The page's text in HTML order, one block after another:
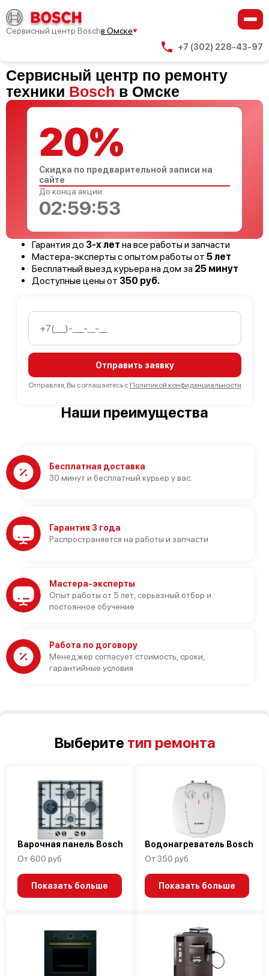
Сервисный центр Boschв Омске
+7 (302) 228-43-97
Сервисный центр по ремонту
техники Bosch в Омске
Гарантия до 3-х лет на все работы и запчасти
Мастера-эксперты с опытом работы от 5 лет
Бесплатный выезд курьера на дом за 25 минут
Доступные цены от 350 руб.
Отправить заявку
Отправляя, Вы соглашаетесь с Политикой конфиденциальности
20%
Скидка по предварительной записи на
сайте
До конца акции:
02:59:52
Наши преимущества
Бесплатная доставка
30 минут и бесплатный курьер у вас.
Гарантия 3 года
Распространяется на работы и запчасти
Мастера-эксперты
Опыт работы от 5 лет, серьезный отбор и
постоянное обучение
Работа по договору
Менеджер согласует стоимость, сроки,
гарантийные условия
Выберите тип ремонта
Варочная панель Bosch
От 600 руб
Показать больше
Водонагреватель Bosch
От 350 руб
Показать больше